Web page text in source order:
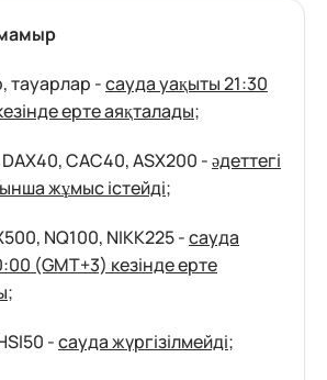
тауарлар -сауда уақыты 21:30
ерте аяқталады;
CAC40, ASX200 -әдеттегі
жұмыс істейді;
NQ100, NIKK225 -сауда
(GMT+3) кезінде ерте
;
-сауда жүргізілмейді;